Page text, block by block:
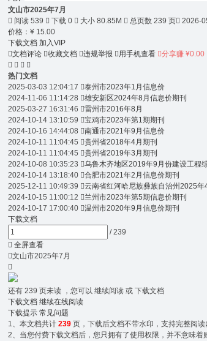
文山市2025年7月
 阅读 539  下载 0  大小 80.85M  总页数 239 页 2026-
价格：¥ 15.00
下载文档加入VIP
文档评论 收藏文档 违规举报 用手机查看 分享赚 ¥0.00
   
热门文档
2025-03-03 12:04:17 泰州市2023年1月信息价
2024-11-06 11:14:28 雄安新区2024年8月信息价期刊
2025-03-27 16:31:46 雷州市2016年8月
2024-10-14 13:10:59 宝鸡市2023年第1期期刊
2024-10-16 14:44:08 南通市2021年9月信息价
2024-10-11 11:04:45 贵州省2018年4月期刊
2024-10-11 11:04:45 贵州省2019年3月期刊
2024-10-08 10:35:23 乌鲁木齐地区2019年9月份建设工程
2024-10-14 13:18:40 合肥市2021年2月信息价期刊
2025-12-11 10:49:39 云南省红河哈尼族彝族自治州2025年
2024-10-15 11:00:12 兰州市2023年第5期信息价期刊
2024-10-17 17:00:40 温州市2020年9月信息价期刊
下载文档
/ 239
 全屏查看
文山市2025年7月

还有239 页未读 ，您可以 继续阅读 或 下载文档
下载文档继续在线阅读
下载提示 常见问题
1、本文档共计 239 页，下载后文档不带水印，支持完整阅读
2、当您付费下载文档后，您只拥有了使用权限，并不意味